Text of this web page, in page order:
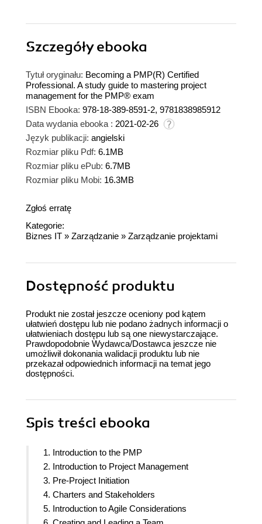
Szczegółyebooka
Tytuł oryginału: Becoming a PMP(R) Certified
Professional. A study guide to mastering project
management for the PMP® exam
ISBN Ebooka: 978-18-389-8591-2, 9781838985912
Data wydania ebooka : 2021-02-26
Język publikacji: angielski
Rozmiar pliku Pdf: 6.1MB
Rozmiar pliku ePub: 6.7MB
Rozmiar pliku Mobi: 16.3MB
Zgłoś erratę
Kategorie:
Biznes IT » Zarządzanie » Zarządzanie projektami
Dostępność produktu
Produkt nie został jeszcze oceniony pod kątem
ułatwień dostępu lub nie podano żadnych informacji o
ułatwieniach dostępu lub są one niewystarczające.
Prawdopodobnie Wydawca/Dostawca jeszcze nie
umożliwił dokonania walidacji produktu lub nie
przekazał odpowiednich informacji na temat jego
dostępności.
Spis treści ebooka
1. Introduction to the PMP
2. Introduction to Project Management
3. Pre-Project Initiation
4. Charters and Stakeholders
5. Introduction to Agile Considerations